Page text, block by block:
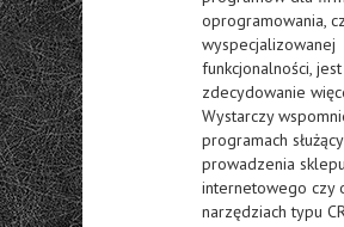
oprogramowania,
wyspecjalizowanej
funkcjonalności,
zdecydowanie
Wystarczy
programach
prowadzenia sklepu
internetowego czy
narzędziach typu